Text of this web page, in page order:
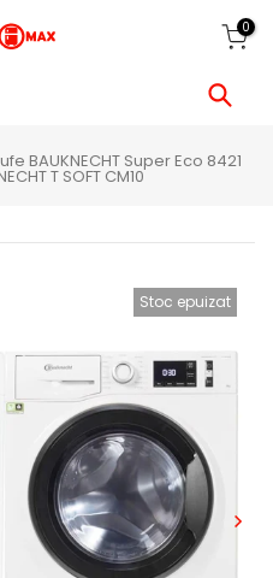
0
BAUKNECHT Super Eco 8421
T SOFT CM10
Stoc epuizat